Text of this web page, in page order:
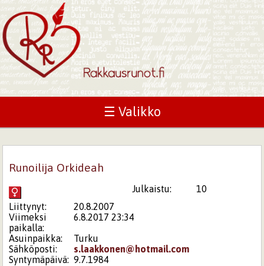
☰ Valikko
Runoilija Orkideah
Julkaistu:
10
Liittynyt:
20.8.2007
Viimeksi
paikalla:
6.8.2017 23:34
Asuinpaikka:
Turku
Sähköposti:
s.laakkonen@hotmail.com
Syntymäpäivä: 9.7.1984